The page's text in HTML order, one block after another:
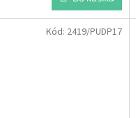
Kód: 2419/PUDP17